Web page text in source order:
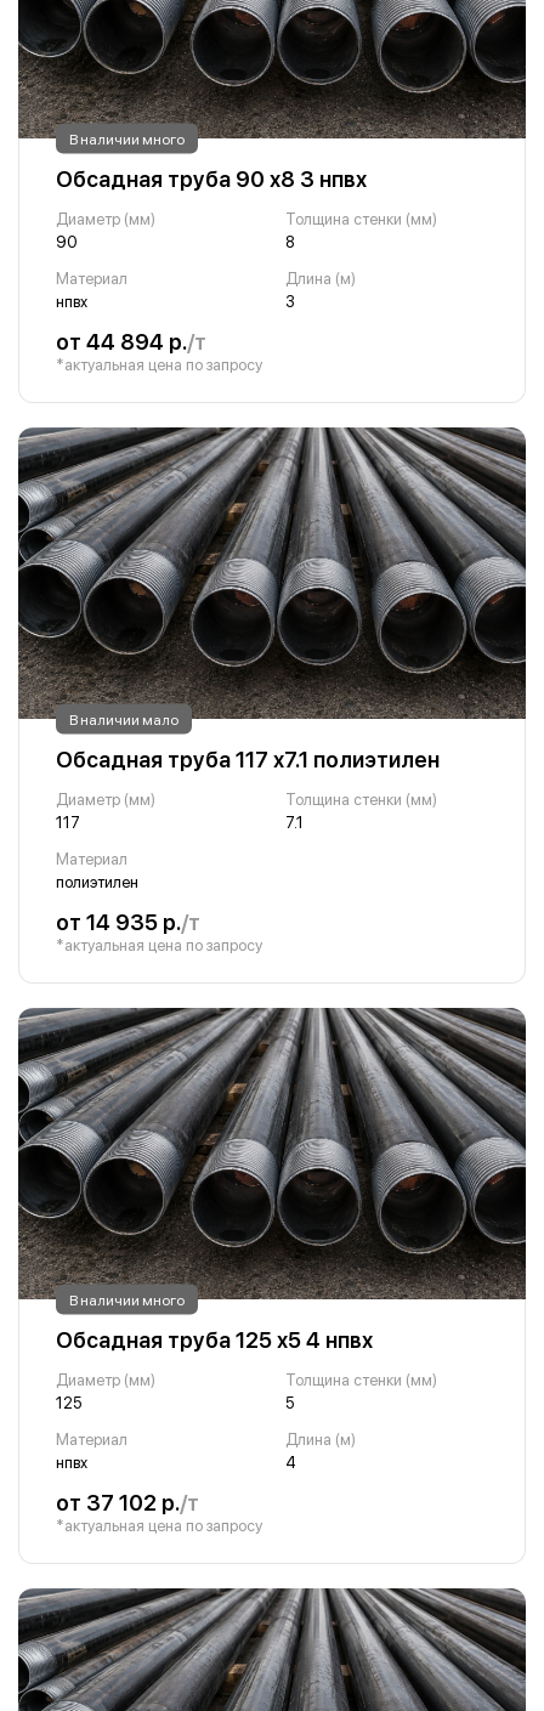
В наличии много
Обсадная труба 90 х8 3 нпвх
Диаметр (мм)
90
Толщина стенки (мм)
8
Материал
нпвх
Длина (м)
3
от 44 894 р./т
*актуальная цена по запросу
В наличии мало
Обсадная труба 117 х7.1 полиэтилен
Диаметр (мм)
117
Толщина стенки (мм)
7.1
Материал
полиэтилен
от 14 935 р./т
*актуальная цена по запросу
В наличии много
Обсадная труба 125 х5 4 нпвх
Диаметр (мм)
125
Толщина стенки (мм)
5
Материал
нпвх
Длина (м)
4
от 37 102 р./т
*актуальная цена по запросу